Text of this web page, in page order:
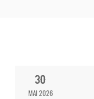
30
MAI 2026